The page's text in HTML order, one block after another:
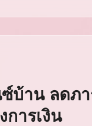
บ้าน ลดภา
ารเงิน